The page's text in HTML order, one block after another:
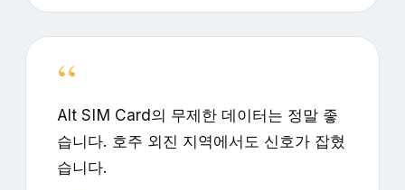
Alt SIM Card의 무제한 데이터는 정말 좋
습니다. 호주 외진 지역에서도 신호가 잡혔
습니다.